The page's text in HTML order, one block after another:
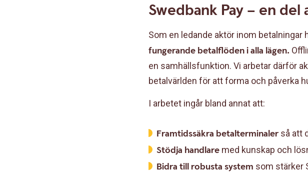
Swedbank Pay – en del
Som en ledande aktör inom betalningar
fungerande betalflöden i alla lägen.
en samhällsfunktion. Vi arbetar därför
betalvärlden för att forma och påverka
I arbetet ingår bland annat att:
Framtidssäkra betalterminaler så att
Stödja handlare med kunskap och
Bidra till robusta system som stärker